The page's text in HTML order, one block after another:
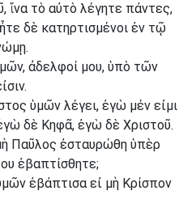
ἵνα τὸ αὐτὸ λέγητε πάντες,
δὲ κατηρτισμένοι ἐν τῷ
ἀδελφοί μου, ὑπὸ τῶν
ὑμῶν λέγει, ἐγὼ μέν εἰμι
δὲ Κηφᾶ, ἐγὼ δὲ Χριστοῦ.
Παῦλος ἐσταυρώθη ὑπὲρ
ἐβαπτίσθητε;
ἐβάπτισα εἰ μὴ Κρίσπον